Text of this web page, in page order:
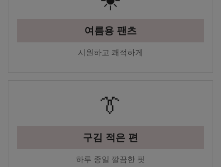
여름용 팬츠
시원하고 쾌적하게
👔
구김 적은 편
하루 종일 깔끔한 핏